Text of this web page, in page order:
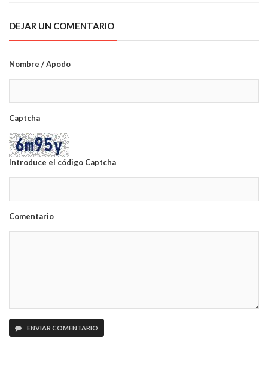
DEJAR UN COMENTARIO
Nombre / Apodo
Captcha
Introduce el código Captcha
Comentario
ENVIAR COMENTARIO